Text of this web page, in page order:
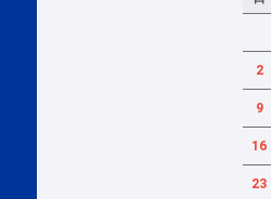
2
9
16
23